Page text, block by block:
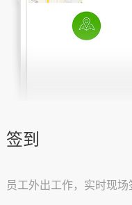
签到
员工外出工作，实时现